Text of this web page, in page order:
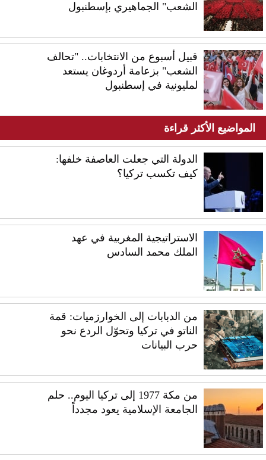
الشعب" الجماهيري بإسطنبول
قبيل أسبوع من الانتخابات.. "تحالف
الشعب" بزعامة أردوغان يستعد
لمليونية في إسطنبول
المواضيع الأكثر قراءة
الدولة التي جعلت العاصفة خلفها:
كيف تكسب تركيا؟
الاستراتيجية المغربية في عهد
الملك محمد السادس
من الدبابات إلى الخوارزميات: قمة
الناتو في تركيا وتحوّل الردع نحو
حرب البيانات
من مكة 1977 إلى تركيا اليوم.. حلم
الجامعة الإسلامية يعود مجدداً